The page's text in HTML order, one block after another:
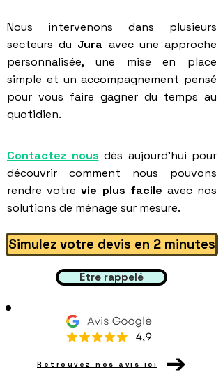
Nous intervenons dans plusieurs
secteurs du Jura avec une approche
personnalisée, une mise en place
simple et un accompagnement pensé
pour vous faire gagner du temps au
quotidien.
Contactez nous dès aujourd'hui pour
découvrir comment nous pouvons
rendre votrevie plus facile avec nos
solutions de ménage sur mesure.
Simulez votre devis en 2 minutes
Être rappelé
Retrouvez nos avis ici